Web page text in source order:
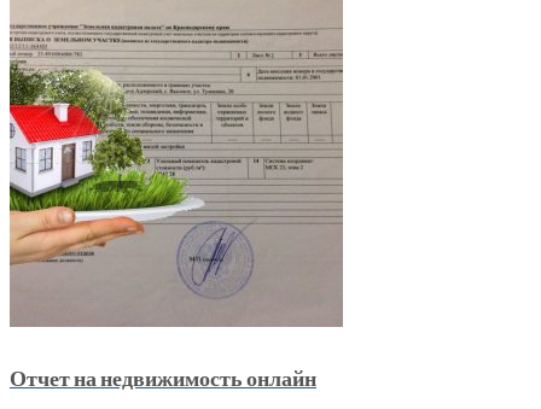
Отчет на недвижимость онлайн